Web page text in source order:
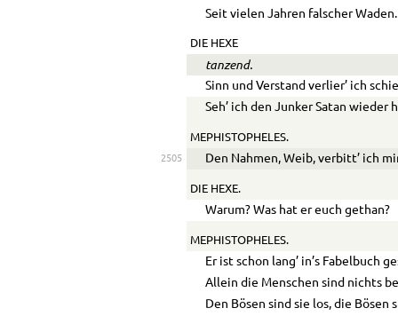
Seit vielen Jahren falscher Waden.
DIE HEXE
tanzend.
Sinn und Verstand verlier’ ich
Seh’ ich den Junker Satan wieder
MEPHISTOPHELES.
2505 Den Nahmen, Weib, verbitt’ ich
DIE HEXE.
Warum? Was hat er euch gethan?
MEPHISTOPHELES.
Er ist schon lang’ in’s Fabelbuch
Allein die Menschen sind nichts
Den Bösen sind sie los, die Bösen